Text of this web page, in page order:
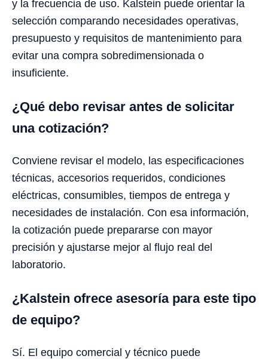
y la frecuencia de uso. Kalstein puede orientar la
selección comparando necesidades operativas,
presupuesto y requisitos de mantenimiento para
evitar una compra sobredimensionada o
insuficiente.
¿Qué debo revisar antes de solicitar
una cotización?
Conviene revisar el modelo, las especificaciones
técnicas, accesorios requeridos, condiciones
eléctricas, consumibles, tiempos de entrega y
necesidades de instalación. Con esa información,
la cotización puede prepararse con mayor
precisión y ajustarse mejor al flujo real del
laboratorio.
¿Kalstein ofrece asesoría para este tipo
de equipo?
Sí. El equipo comercial y técnico puede